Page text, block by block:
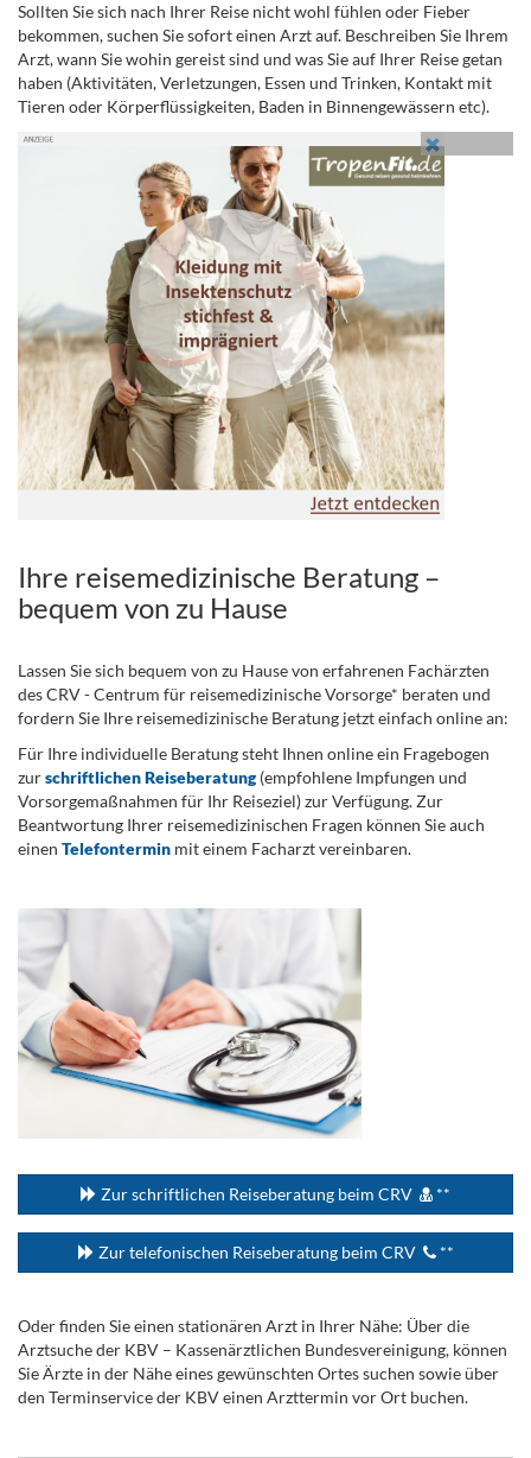
Sollten Sie sich nach Ihrer Reise nicht wohl fühlen oder Fieber
bekommen, suchen Sie sofort einen Arzt auf. Beschreiben Sie Ihrem
Arzt, wann Sie wohin gereist sind und was Sie auf Ihrer Reise getan
haben (Aktivitäten, Verletzungen, Essen und Trinken, Kontakt mit
Tieren oder Körperflüssigkeiten, Baden in Binnengewässern etc).
Ihre reisemedizinische Beratung –
bequem von zu Hause
Lassen Sie sich bequem von zu Hause von erfahrenen Fachärzten
des CRV - Centrum für reisemedizinische Vorsorge* beraten und
fordern Sie Ihre reisemedizinische Beratung jetzt einfach online an:
Für Ihre individuelle Beratung steht Ihnen online ein Fragebogen
zurschriftlichen Reiseberatung(empfohlene Impfungen und
Vorsorgemaßnahmen für Ihr Reiseziel) zur Verfügung. Zur
Beantwortung Ihrer reisemedizinischen Fragen können Sie auch
einen Telefontermin mit einem Facharzt vereinbaren.
Zur schriftlichen Reiseberatung beim CRV **
Zur telefonischen Reiseberatung beim CRV **
Oder finden Sie einen stationären Arzt in Ihrer Nähe: Über die
Arztsuche der KBV – Kassenärztlichen Bundesvereinigung, können
Sie Ärzte in der Nähe eines gewünschten Ortes suchen sowie über
den Terminservice der KBV einen Arzttermin vor Ort buchen.